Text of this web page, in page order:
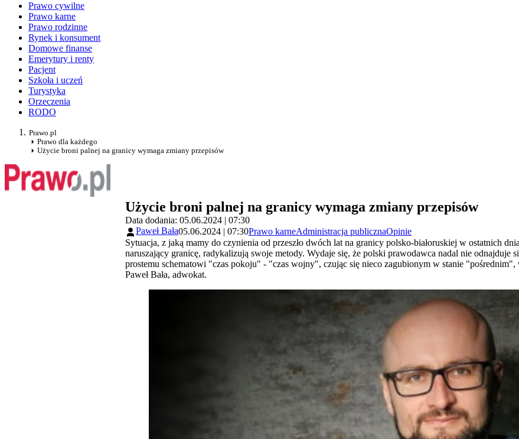
Prawo cywilne
Prawo karne
Prawo rodzinne
Rynek i konsument
Domowe finanse
Emerytury i renty
Pacjent
Szkoła i uczeń
Turystyka
Orzeczenia
RODO
Prawo.pl
Prawo dla każdego
Użycie broni palnej na granicy wymaga zmiany przepisów
Użycie broni palnej na granicy wymaga zmiany przepisów
Data dodania: 05.06.2024 | 07:30
Paweł Bała05.06.2024 | 07:30Prawo karneAdministracja publicznaOpinie
Sytuacja, z jaką mamy do czynienia od przeszło dwóch lat na granicy polsko-białoruskiej w ostatnich
naruszający granicę, radykalizują swoje metody. Wydaje się, że polski prawodawca nadal nie odnajduje
prostemu schematowi "czas pokoju" - "czas wojny", czując się nieco zagubionym w stanie
Paweł Bała, adwokat.